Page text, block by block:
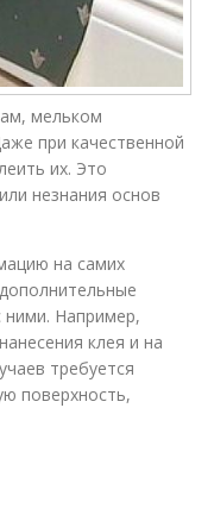
мельком
при качественной
их. Это
незнания основ
на самих
ними. Например,
клея и на
требуется
поверхность,